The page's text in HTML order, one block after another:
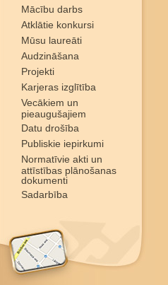
Mācību darbs
Atklātie konkursi
Mūsu laureāti
Audzināšana
Projekti
Karjeras izglītība
Vecākiem un
pieaugušajiem
Datu drošība
Publiskie iepirkumi
Normatīvie akti un
attīstības plānošanas
dokumenti
Sadarbība